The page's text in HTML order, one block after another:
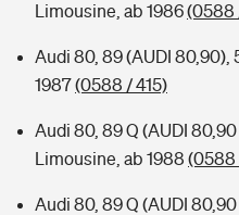
Limousine, ab 1986(0588
Audi 80, 89 (AUDI 80,90),
1987(0588 / 415)
Audi 80, 89 Q (AUDI
Limousine, ab 1988 (0588
Audi 80, 89 Q (AUDI 80,90